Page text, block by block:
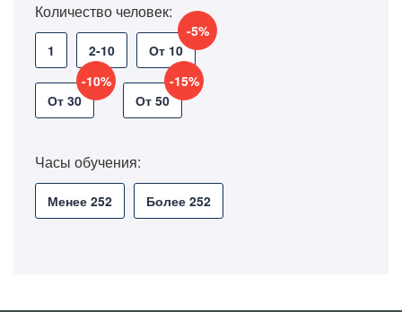
Количество человек:
1 2-10 От 10
-5%
От 30
-10%
От 50
-15%
Часы обучения:
Менее 252 Более 252